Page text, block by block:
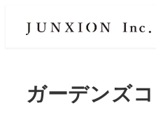
ガーデンズ